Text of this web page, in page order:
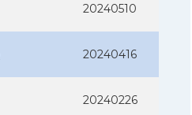
20240510
20240416
20240226